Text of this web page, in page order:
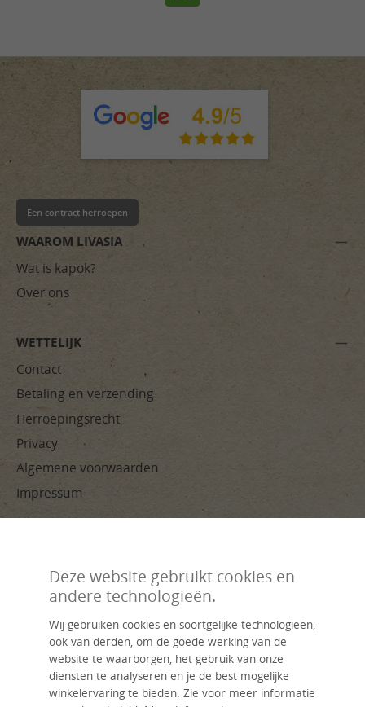
WAAROM LIVASIA
Wat is kapok?
Over ons
WETTELIJK
Contact
Betaling en verzending
Herroepingsrecht
Privacy
Algemene voorwaarden
Impressum
Een contract herroepen
Handverwerkt, duurzaam, individueel – livasia, jouw naam voor
Aziatisch wonen.
Een merk van de firma Asia Wohnstudio GmbH.
Deze website gebruikt cookies en
andere technologieën.
Wij gebruiken cookies en soortgelijke technologieën,
ook van derden, om de goede werking van de
website te waarborgen, het gebruik van onze
diensten te analyseren en je de best mogelijke
winkelervaring te bieden. Zie voor meer informatie